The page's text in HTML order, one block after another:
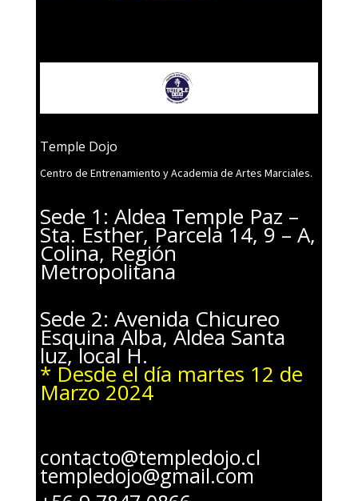
Temple Dojo
Centro de Entrenamiento y Academia de Artes Marciales.
Sede 1: Aldea Temple Paz –
Sta. Esther, Parcela 14, 9 – A,
Colina, Región
Metropolitana
Sede 2: Avenida Chicureo
Esquina Alba, Aldea Santa
luz, local H.
* Desde el día martes 12 de
Marzo 2024
contacto@templedojo.cl
templedojo@gmail.com